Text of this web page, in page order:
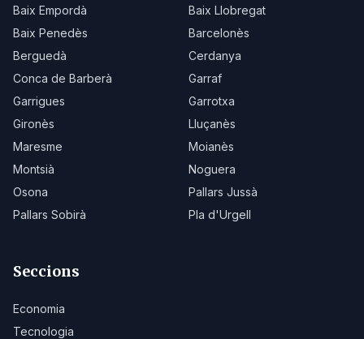
Baix Empordà
Baix Llobregat
Baix Penedès
Barcelonès
Berguedà
Cerdanya
Conca de Barberà
Garraf
Garrigues
Garrotxa
Gironès
Lluçanès
Maresme
Moianès
Montsià
Noguera
Osona
Pallars Jussà
Pallars Sobirà
Pla d'Urgell
Seccions
Economia
Tecnologia